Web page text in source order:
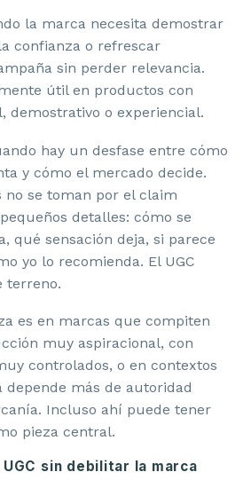
la marca necesita demostrar
confianza o refrescar
sin perder relevancia.
útil en productos con
demostrativo o experiencial.
hay un desfase entre cómo
y cómo el mercado decide.
no se toman por el claim
detalles: cómo se
qué sensación deja, si parece
yo lo recomienda. El UGC
terreno.
es en marcas que compiten
muy aspiracional, con
controlados, o en contextos
depende más de autoridad
Incluso ahí puede tener
pieza central.
sin debilitar la marca